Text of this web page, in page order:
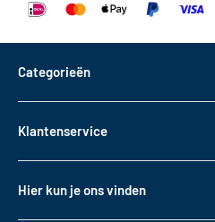
Categorieën
Dakdragers
Fietsendragers
Klantenservice
Over ons
Hier kun je ons vinden